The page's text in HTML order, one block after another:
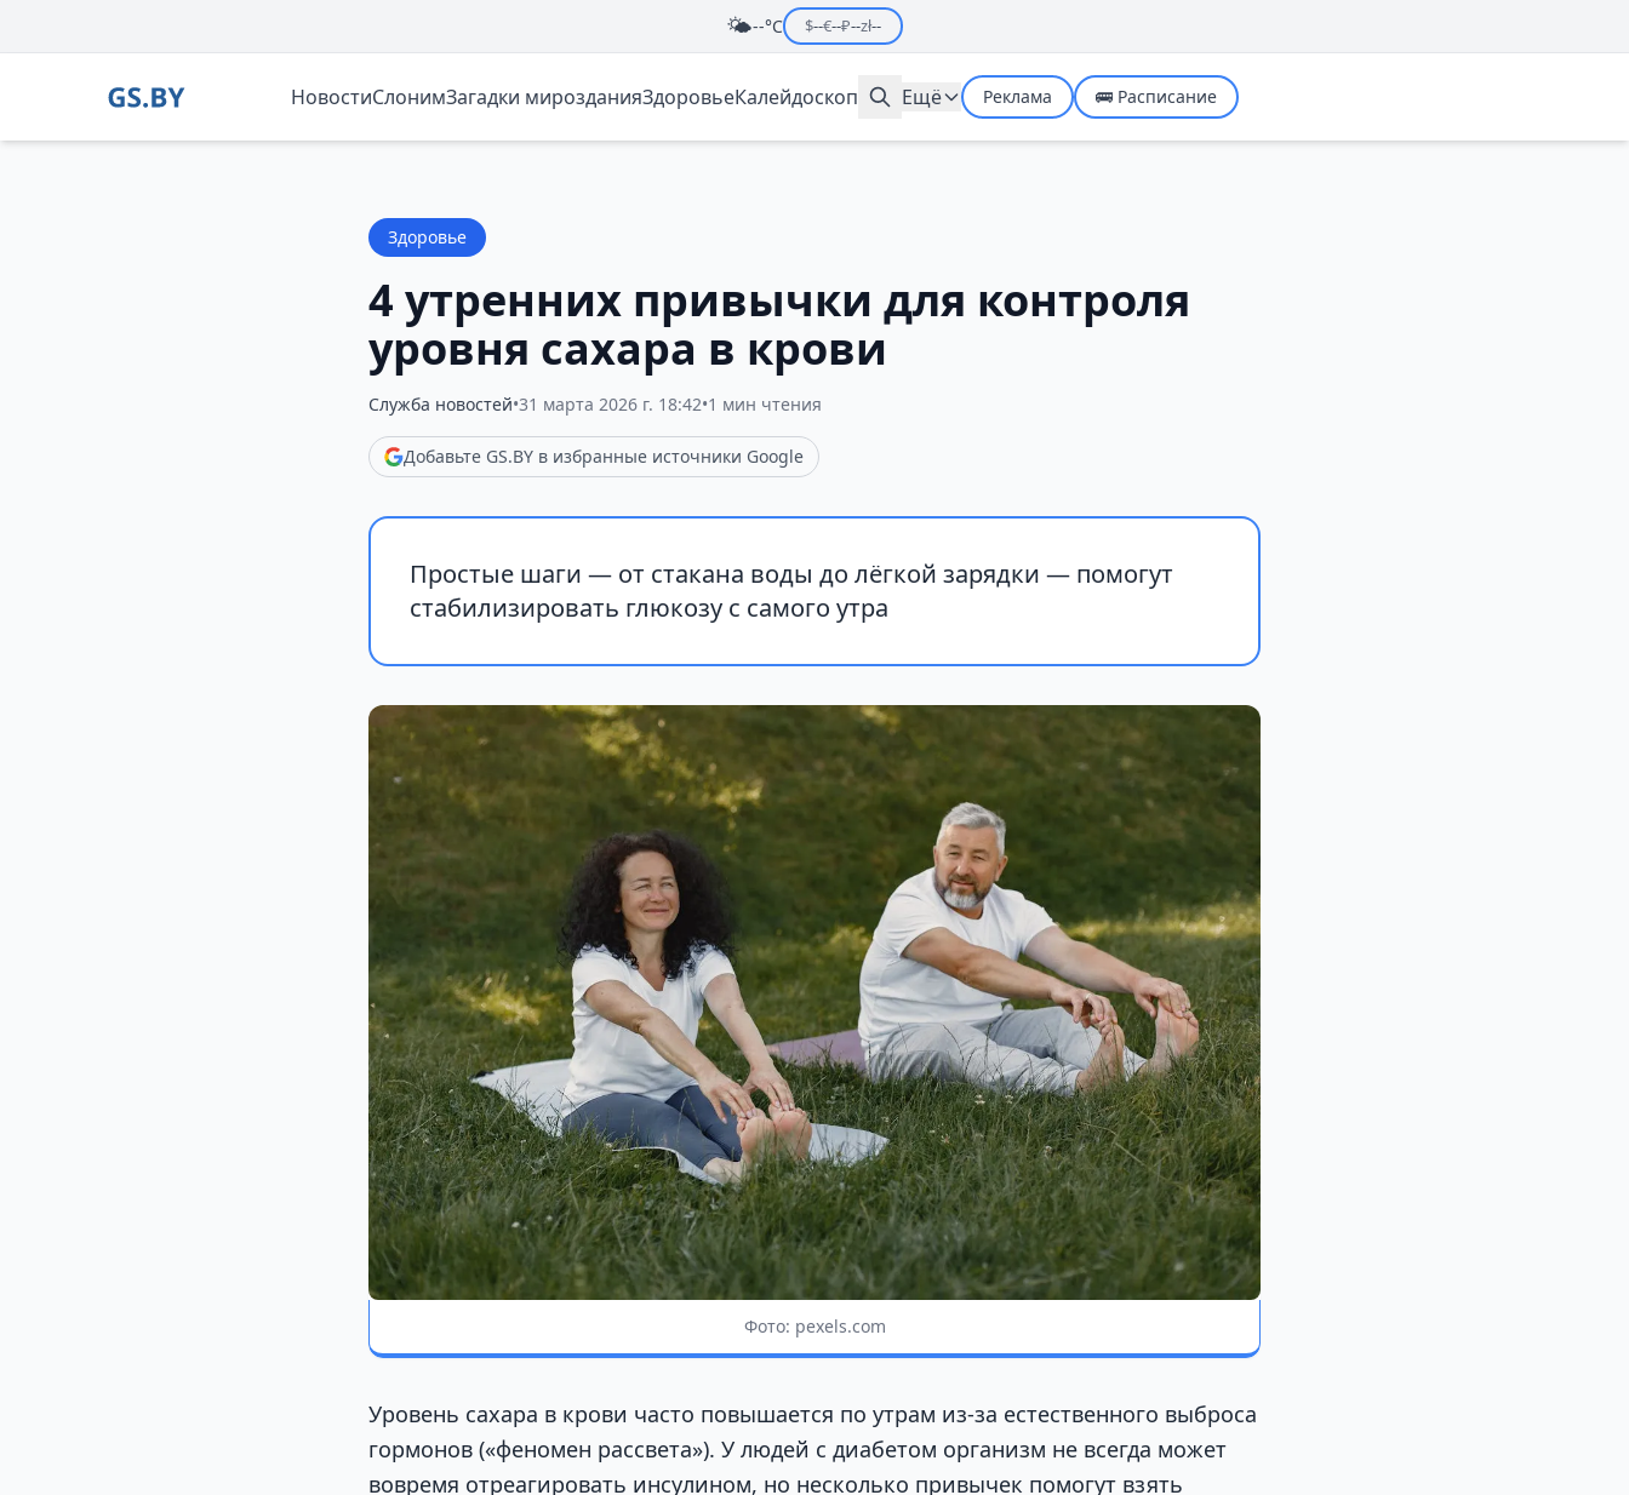
🌤️--°C $--€--₽--zł--
НовостиСлонимЗагадки мирозданияЗдоровьеКалейдоскоп Ещё Реклама 🚌 Расписание
Здоровье
4 утренних привычки для контроля
уровня сахара в крови
Служба новостей•31 марта 2026 г. 18:42•1 мин чтения
Добавьте GS.BY в избранные источники Google
Простые шаги — от стакана воды до лёгкой зарядки — помогут
стабилизировать глюкозу с самого утра
Фото: pexels.com
Уровень сахара в крови часто повышается по утрам из-за естественного выброса
гормонов («феномен рассвета»). У людей с диабетом организм не всегда может
вовремя отреагировать инсулином, но несколько привычек помогут взять